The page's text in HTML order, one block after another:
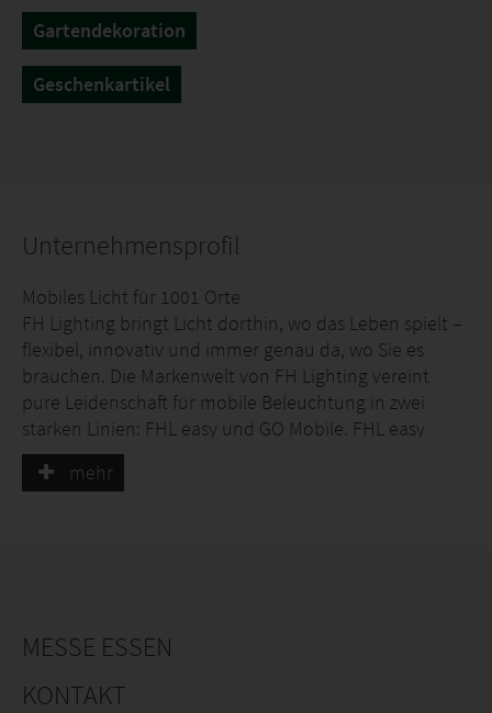
Gartendekoration
Geschenkartikel
Unternehmensprofil
Mobiles Licht für 1001 Orte
FH Lighting bringt Licht dorthin, wo das Leben spielt –
flexibel, innovativ und immer genau da, wo Sie es
brauchen. Die Markenwelt von FH Lighting vereint
pure Leidenschaft für mobile Beleuchtung in zwei
starken Linien: FHL easy und GO Mobile. FHL easy
steht für Akku-Leuchten, die mit vielseitigen
Aktionsartikeln spontane Lichtmomente schaffen. GO
Wir freuen uns auf Ihren Besuch!
mehr
MESSE ESSEN
KONTAKT